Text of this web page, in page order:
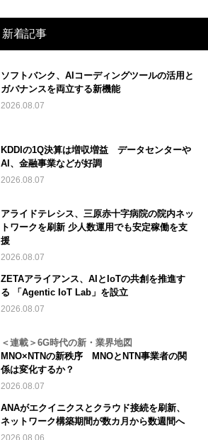
新着記事
ソフトバンク、AIコーディングツールの活用と
ガバナンスを両立する新機能
2026.08.07
KDDIの1Q決算は増収増益 データセンターや
AI、金融事業などが好調
2026.08.07
アライドテレシス、三原赤十字病院の院内ネッ
トワークを刷新 少人数運用でも安定稼働を支
援
2026.08.07
ZETAアライアンス、AIとIoTの共創を推進す
る 「Agentic IoT Lab」を設立
2026.08.07
＜連載＞6G時代の新・業界地図
MNO×NTNの新秩序 MNOとNTN事業者の関
係は変化するか？
2026.08.07
ANAがエクイニクスとクラウド接続を刷新、
ネットワーク構築期間が数カ月から数週間へ
2026.08.06